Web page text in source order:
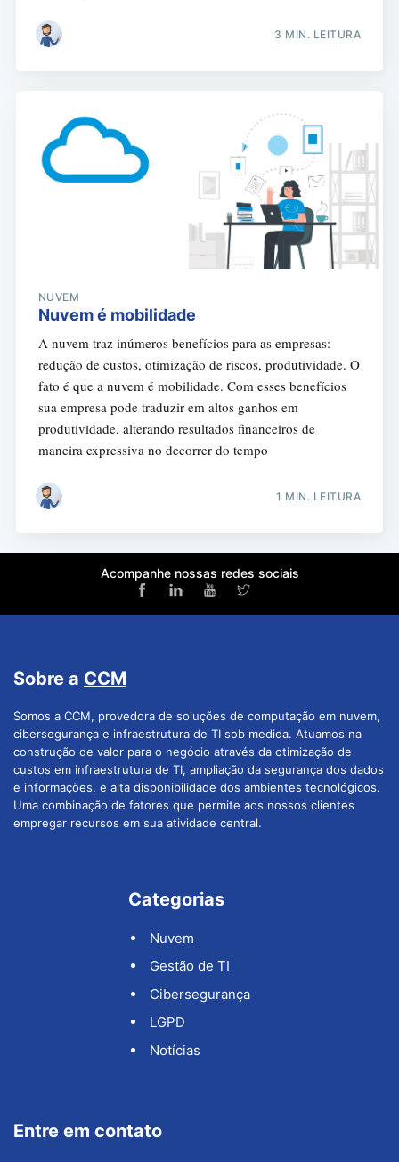
3 MIN. LEITURA
NUVEM
Nuvem é mobilidade
A nuvem traz inúmeros benefícios para as empresas:
redução de custos, otimização de riscos, produtividade. O
fato é que a nuvem é mobilidade. Com esses benefícios
sua empresa pode traduzir em altos ganhos em
produtividade, alterando resultados financeiros de
maneira expressiva no decorrer do tempo
1 MIN. LEITURA
Acompanhe nossas redes sociais
Sobre a CCM
Somos a CCM, provedora de soluções de computação em nuvem,
cibersegurança e infraestrutura de TI sob medida. Atuamos na
construção de valor para o negócio através da otimização de
custos em infraestrutura de TI, ampliação da segurança dos dados
e informações, e alta disponibilidade dos ambientes tecnológicos.
Uma combinação de fatores que permite aos nossos clientes
empregar recursos em sua atividade central.
Categorias
Nuvem
Gestão de TI
Cibersegurança
LGPD
Notícias
Entre em contato